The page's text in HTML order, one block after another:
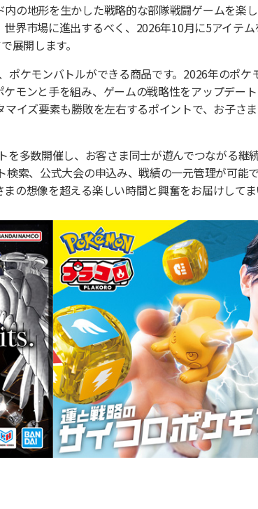
の地形を生かした戦略的な部隊戦闘ゲームを楽
界市場に進出するべく、2026年10月に5アイテ
展開します。
ポケモンバトルができる商品です。2026年のポ
モンと手を組み、ゲームの戦略性をアップデー
イズ要素も勝敗を左右するポイントで、お子さ
を多数開催し、お客さま同士が遊んでつながる継
索、公式大会の申込み、戦績の一元管理が可能
の想像を超える楽しい時間と興奮をお届けしてま